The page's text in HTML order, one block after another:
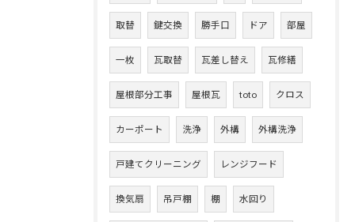
取替 鍵交換 勝手口 ドア 部屋
一枚 瓦取替 瓦差し替え 瓦修繕
屋根部分工事 屋根瓦 toto クロス
カーポート 洗浄 外構 外構洗浄
戸建てクリーニング レンジフード
換気扇 吊戸棚 棚 水回り